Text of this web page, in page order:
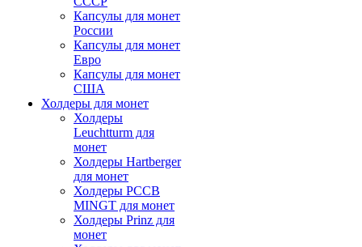
Капсулы для монет
России
Капсулы для монет
Евро
Капсулы для монет
США
Холдеры для монет
Холдеры
Leuchtturm для
монет
Холдеры Hartberger
для монет
Холдеры PCCB
MINGT для монет
Холдеры Prinz для
монет